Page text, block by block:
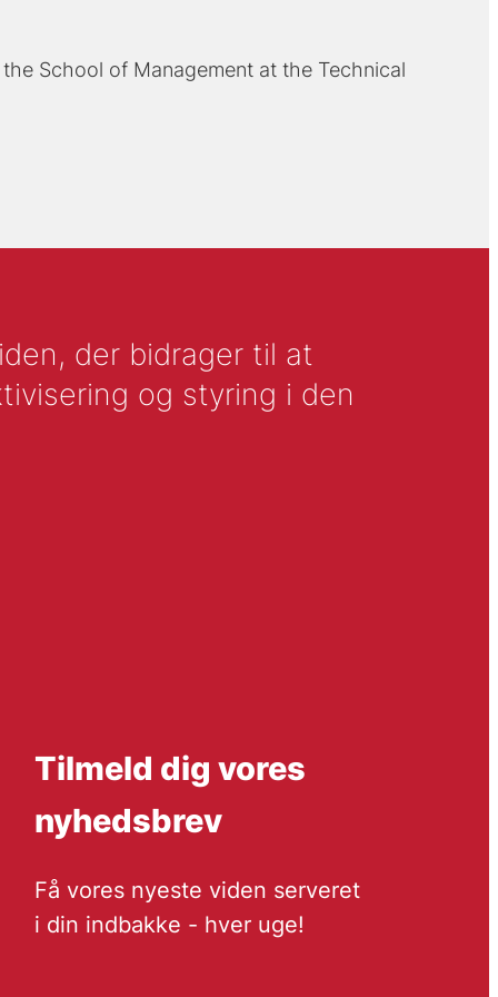
School of Management at the Technical
der bidrager til at
og styring i den
Tilmeld dig vores
nyhedsbrev
Få vores nyeste viden serveret
i din indbakke - hver uge!